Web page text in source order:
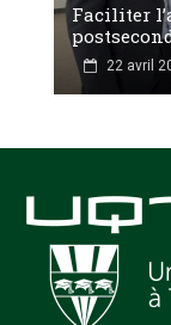
Faciliter
22 avril